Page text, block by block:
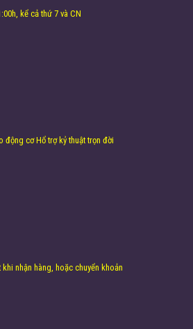
kể cả thứ 7 và CN
động cơ Hổ trợ kỷ thuật trọn đời
nhận hàng, hoặc chuyển khoản